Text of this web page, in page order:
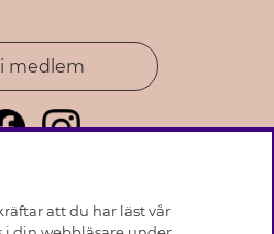
medlem
att du har läst vår